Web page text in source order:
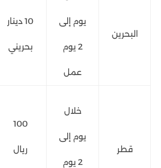
البحرين
يوم إلى
2 يوم
عمل
10 دينار
بحريني
قطر
خلال
يوم إلى
2 يوم
100
ريال